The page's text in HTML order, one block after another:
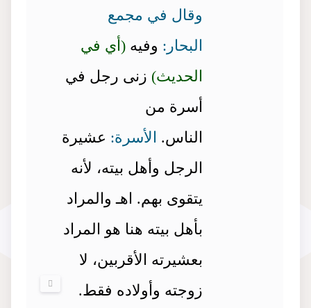
وقال في مجمع
البحار: وفيه (أي في
الحديث) زنى رجل في
أسرة من
الناس. الأسرة: عشيرة
الرجل وأهل بيته، لأنه
يتقوى بهم. اهـ والمراد
بأهل بيته هنا هو المراد
بعشيرته الأقربين، لا
زوجته وأولاده فقط.